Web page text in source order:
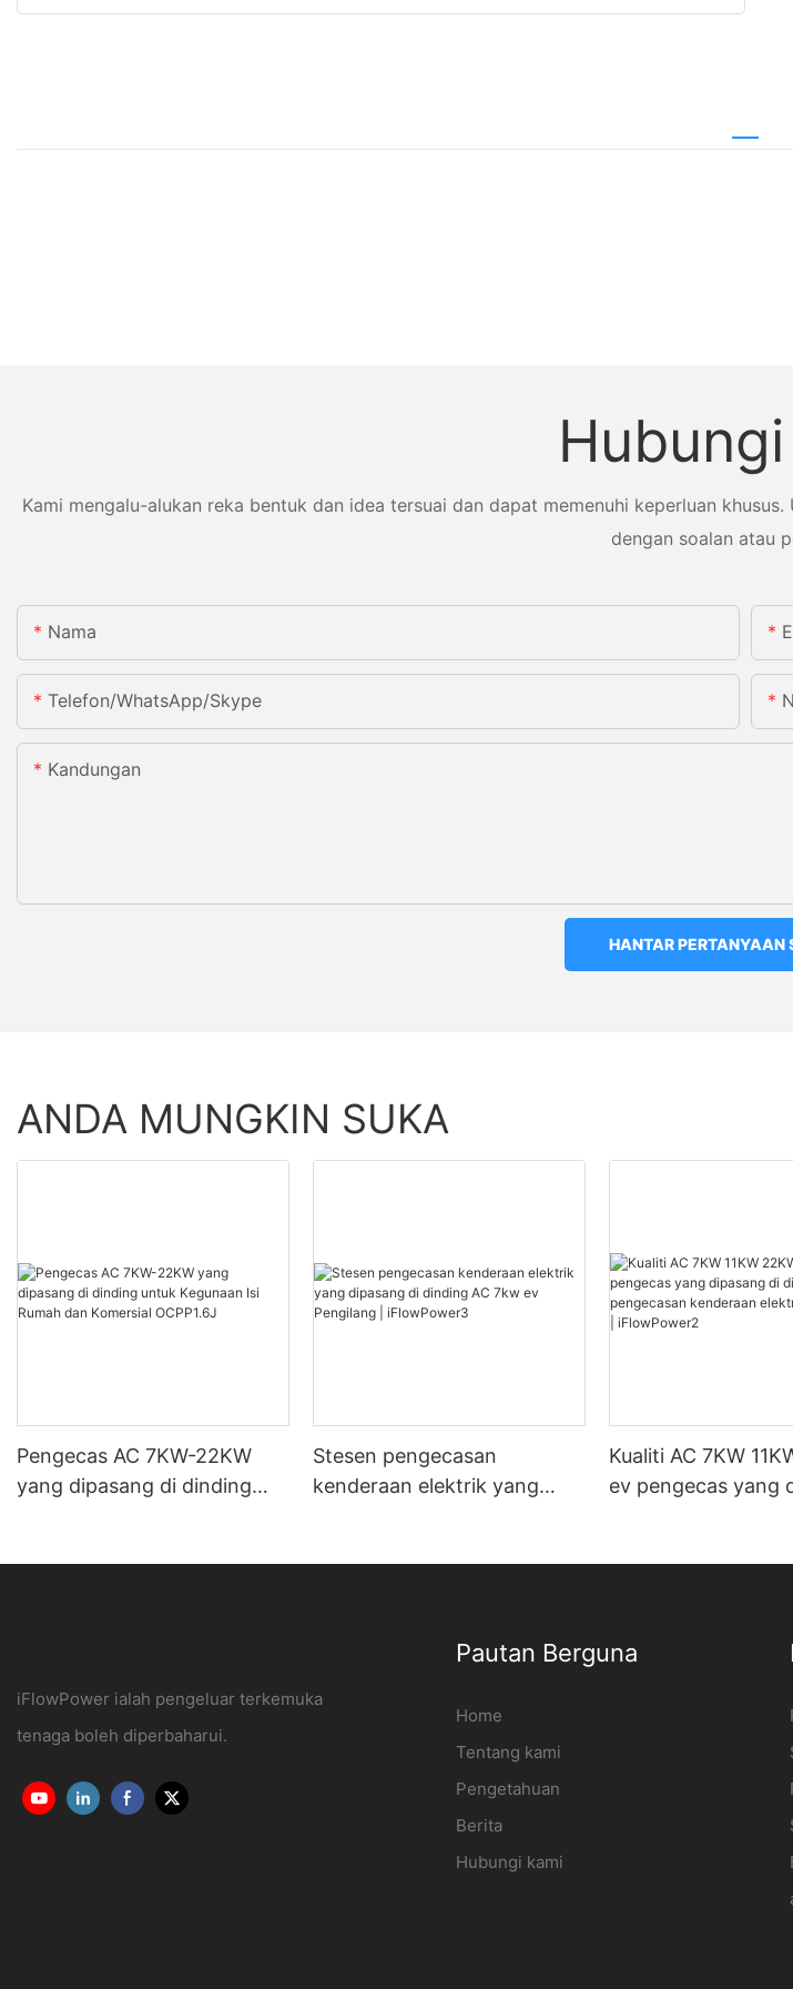
Kami mengalu-alukan reka bentuk dan idea tersuai dan dapat memenuhi keperluan
dengan soalan atau
Nama
Telefon/WhatsApp/Skype
Kandungan
HANTAR PERTANYAAN
ANDA MUNGKIN SUKA
Pengecas AC 7KW-22KW
yang dipasang di dinding
Stesen pengecasan
kenderaan elektrik yang
Kualiti AC 7KW
ev pengecas yang
iFlowPower ialah pengeluar terkemuka
tenaga boleh diperbaharui.
Pautan Berguna
Home
Tentang kami
Pengetahuan
Berita
Hubungi kami